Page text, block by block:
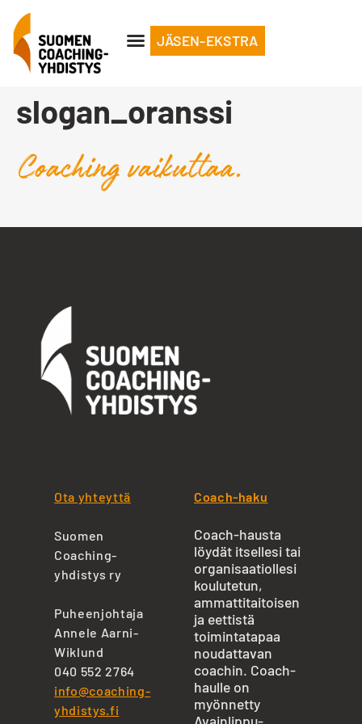
JÄSEN-EKSTRA
slogan_oranssi
Ota yhteyttä
Suomen
Coaching-
yhdistys ry
Puheenjohtaja
Annele Aarni-
Wiklund
040 552 2764
info@coaching-
yhdistys.fi
Coach-haku
Coach-hausta
löydät itsellesi tai
organisaatiollesi
koulutetun,
ammattitaitoisen
ja eettistä
toimintatapaa
noudattavan
coachin. Coach-
haulle on
myönnetty